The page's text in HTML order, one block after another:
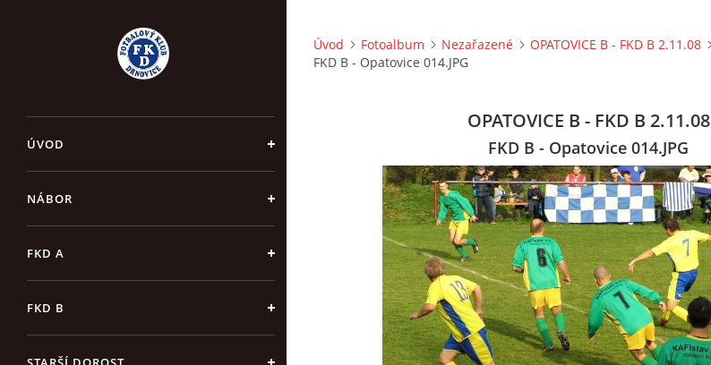
ÚVOD
NÁBOR
FKD A
FKD B
Úvod Fotoalbum Nezařazené
OPATOVICE B - FKD B 2.11.08
FKD B - Opatovice 014.JPG
OPATOVICE B - FKD B 2.11.08
FKD B - Opatovice 014.JPG